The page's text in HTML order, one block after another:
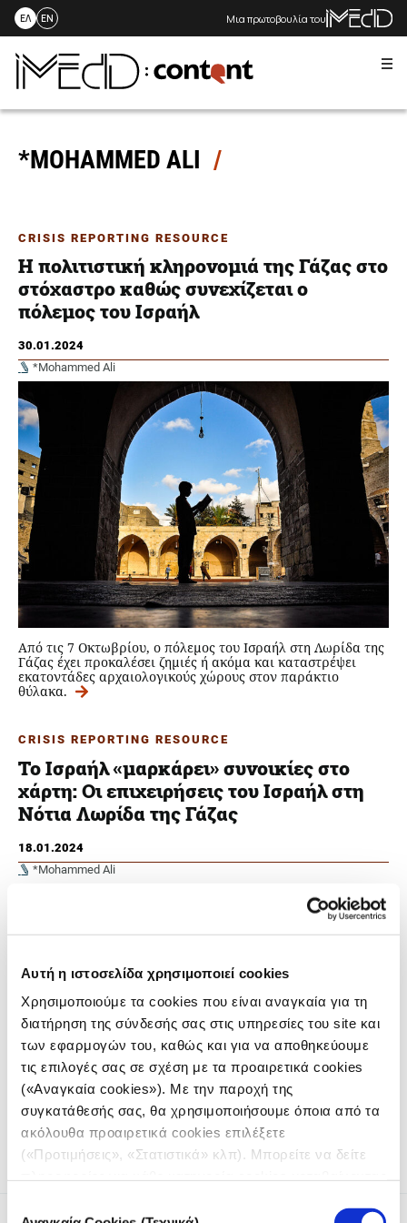
Αυτή η ιστοσελίδα χρησιμοποιεί cookies
Χρησιμοποιούμε τα cookies που είναι αναγκαία για τη
διατήρηση της σύνδεσής σας στις υπηρεσίες του site και
των εφαρμογών του, καθώς και για να αποθηκεύουμε
τις επιλογές σας σε σχέση με τα προαιρετικά cookies
(«Αναγκαία cookies»). Με την παροχή της
συγκατάθεσής σας, θα χρησιμοποιήσουμε όποια από τα
ακόλουθα προαιρετικά cookies επιλέξετε
(«Προτιμήσεις», «Στατιστικά» κλπ). Μπορείτε να δείτε
Skip
content
ΕΛ EN Μια πρωτοβουλία του
*MOHAMMED ALI
CRISIS REPORTING RESOURCE
Η πολιτιστική κληρονομιά της Γάζας στο
στόχαστρο καθώς συνεχίζεται ο
πόλεμος του Ισραήλ
30.01.2024
*Mohammed Ali
Από τις 7 Οκτωβρίου, ο πόλεμος του Ισραήλ στη Λωρίδα της
Γάζας έχει προκαλέσει ζημιές ή ακόμα και καταστρέψει
εκατοντάδες αρχαιολογικούς χώρους στον παράκτιο
θύλακα.
CRISIS REPORTING RESOURCE
Το Ισραήλ «μαρκάρει» συνοικίες στο
χάρτη: Οι επιχειρήσεις του Ισραήλ στη
Νότια Λωρίδα της Γάζας
18.01.2024
*Mohammed Ali
Ο Ισραηλινός στρατός έχει διαιρέσει τη Γάζα σε τμήματα και
έχει προειδοποιήσει τους κατοίκους να τραπούν σε φυγή
όταν τους δοθεί σχετική εντολή